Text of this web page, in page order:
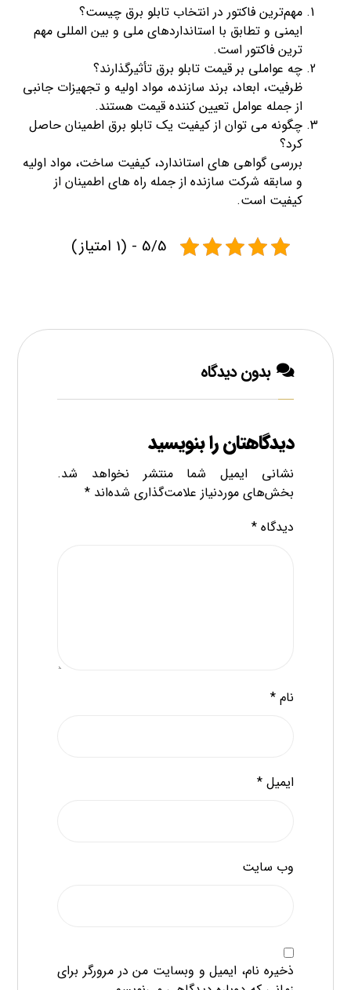
مهم‌ترین فاکتور در انتخاب تابلو برق چیست؟
ایمنی و تطابق با استانداردهای ملی و بین‌ المللی مهم‌
ترین فاکتور است.
چه عواملی بر قیمت تابلو برق تأثیرگذارند؟
ظرفیت، ابعاد، برند سازنده، مواد اولیه و تجهیزات جانبی
از جمله عوامل تعیین‌ کننده قیمت هستند.
چگونه می‌ توان از کیفیت یک تابلو برق اطمینان حاصل
کرد؟
بررسی گواهی‌ های استاندارد، کیفیت ساخت، مواد اولیه
و سابقه شرکت سازنده از جمله راه‌ های اطمینان از
کیفیت است.
5/5 - (1 امتیاز)
بدون دیدگاه
دیدگاهتان را بنویسید
نشانی ایمیل شما منتشر نخواهد شد.
بخش‌های موردنیاز علامت‌گذاری شده‌اند*
دیدگاه*
نام*
ایمیل*
وب‌ سایت
ذخیره نام، ایمیل و وبسایت من در مرورگر برای